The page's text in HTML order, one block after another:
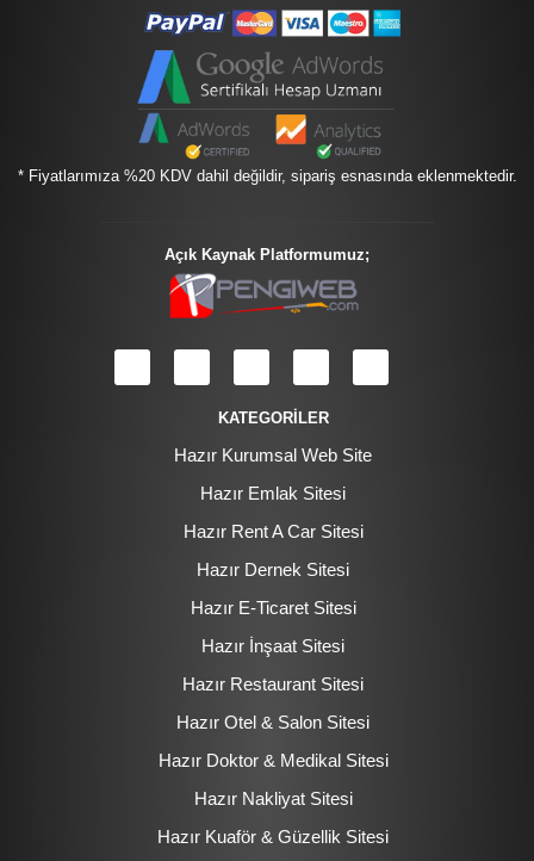
* Fiyatlarımıza %20 KDV dahil değildir, sipariş esnasında eklenmektedir.
Açık Kaynak Platformumuz;
KATEGORİLER
Hazır Kurumsal Web Site
Hazır Emlak Sitesi
Hazır Rent A Car Sitesi
Hazır Dernek Sitesi
Hazır E-Ticaret Sitesi
Hazır İnşaat Sitesi
Hazır Restaurant Sitesi
Hazır Otel & Salon Sitesi
Hazır Doktor & Medikal Sitesi
Hazır Nakliyat Sitesi
Hazır Kuaför & Güzellik Sitesi